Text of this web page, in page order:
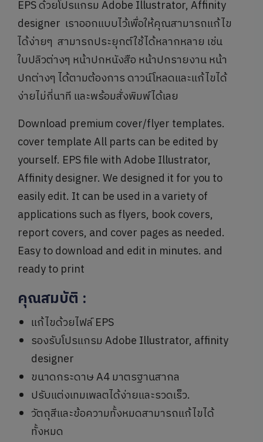
EPS ด้วยโปรแกรม Adobe Illustrator, Affinity
designer เราออกแบบไว้เพื่อให้คุณสามารถแก้ไข
ได้ง่ายๆ สามารถประยุกต์ใช้ได้หลากหลาย เช่น
ใบปลิวต่างๆ หน้าปกหนังสือ หน้าปกรายงาน หน้า
ปกต่างๆ ได้ตามต้องการ ดาวน์โหลดและแก้ไขได้
ง่ายไม่กี่นาที และพร้อมสั่งพิมพ์ได้เลย
Download premium cover/flyer templates.
cover template All parts can be edited by
yourself. EPS file with Adobe Illustrator,
Affinity designer. We designed it for you to
easily edit. It can be used in a variety of
applications such as flyers, book covers,
report covers, and cover pages as needed.
Easy to download and edit in minutes. and
ready to print
คุณสมบัติ :
แก้ไขด้วยไฟล์ EPS
รองรับโปรแกรม Adobe Illustrator, affinity
designer
ขนาดกระดาษ A4 มาตรฐานสากล
ปรับแต่งเทมเพลตได้ง่ายและรวดเร็ว.
วัตถุสีและข้อความทั้งหมดสามารถแก้ไขได้
ทั้งหมด